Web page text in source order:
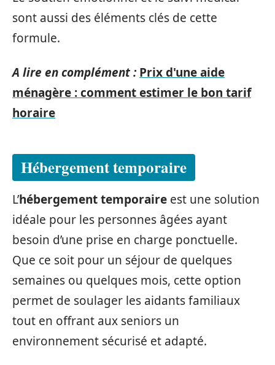
sont aussi des éléments clés de cette
formule.
A lire en complément : Prix d'une aide
ménagère : comment estimer le bon tarif
horaire
Hébergement temporaire
L’hébergement temporaire est une solution
idéale pour les personnes âgées ayant
besoin d’une prise en charge ponctuelle.
Que ce soit pour un séjour de quelques
semaines ou quelques mois, cette option
permet de soulager les aidants familiaux
tout en offrant aux seniors un
environnement sécurisé et adapté.